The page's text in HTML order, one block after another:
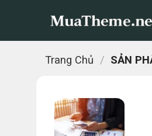
Trang Chủ / SẢN